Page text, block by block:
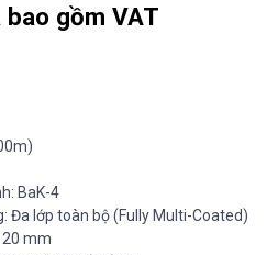
bao gồm VAT
BaK-4
Đa lớp toàn bộ (Fully Multi-Coated)
mm